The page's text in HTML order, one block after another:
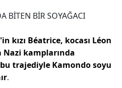
BİTEN BİR SOYAĞACI
kızı Béatrice, kocası Léon
Nazi kamplarında
trajediyle Kamondo soyu
.